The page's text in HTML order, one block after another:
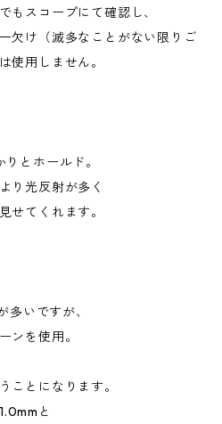
もスコープにて確認し、
欠け（滅多なことがない限りご
使用しません。
とホールド。
り光反射が多く
見せてくれます。
多いですが、
ンを使用。
ことになります。
と